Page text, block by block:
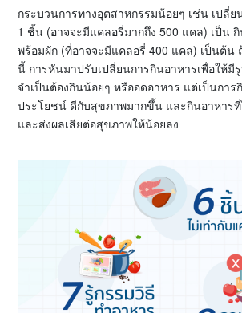
กระบวนการทางอุตสาหกรรมน้อยๆ เช่น เปลี่
1 ชิ้น (อาจจะมีแคลอรี่มากถึง 500 แคล) เป็น
พร้อมผัก (ที่อาจจะมีแคลอรี่ 400 แคล) เป็นต้น
นี้ การหันมาปรับเปลี่ยนการกินอาหารเพื่อให้มี
จำเป็นต้องกินน้อยๆ หรืออดอาหาร แต่เป็นการ
ประโยชน์ ดีกับสุขภาพมากขึ้น และกินอาหาร
และส่งผลเสียต่อสุขภาพให้น้อยลง